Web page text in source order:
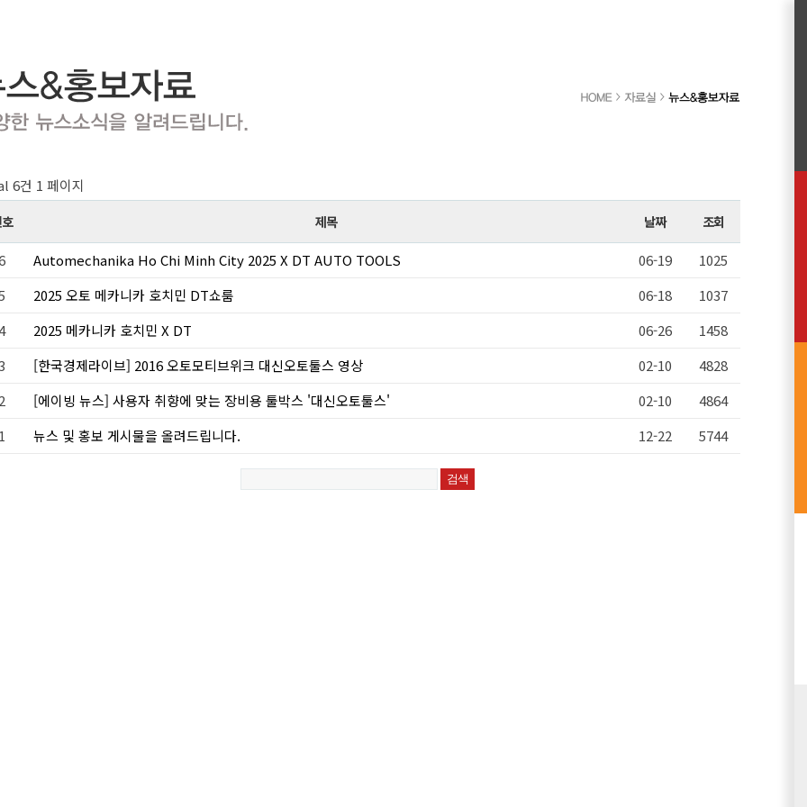
6건 1 페이지
제목 날짜 조회
Automechanika Ho Chi Minh City 2025 X DT AUTO TOOLS 06-19
1025
2025 오토 메카니카 호치민 DT쇼룸 06-18
1037
2025 메카니카 호치민 X DT 06-26
1458
[한국경제라이브] 2016 오토모티브위크 대신오토툴스 영상 02-10
4828
[에이빙 뉴스] 사용자 취향에 맞는 장비용 툴박스 '대신오토툴스' 02-10
4864
뉴스 및 홍보 게시물을 올려드립니다. 12-22 5744